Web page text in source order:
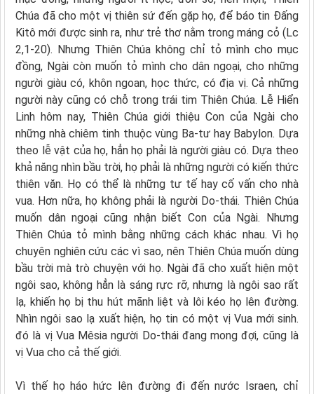
Chúa đã cho một vị thiên sứ đến gặp họ, để báo tin Đấng
Kitô mới được sinh ra, như trẻ thơ nằm trong máng cỏ (Lc
2,1-20). Nhưng Thiên Chúa không chỉ tỏ mình cho mục
đồng, Ngài còn muốn tỏ mình cho dân ngoại, cho những
người giàu có, khôn ngoan, học thức, có địa vị. Cả những
người này cũng có chỗ trong trái tim Thiên Chúa. Lễ Hiển
Linh hôm nay, Thiên Chúa giới thiệu Con của Ngài cho
những nhà chiêm tinh thuộc vùng Ba-tư hay Babylon. Dựa
theo lễ vật của họ, hẳn họ phải là người giàu có. Dựa theo
khả năng nhìn bầu trời, họ phải là những người có kiến thức
thiên văn. Họ có thể là những tư tế hay cố vấn cho nhà
vua. Hơn nữa, họ không phải là người Do-thái. Thiên Chúa
muốn dân ngoại cũng nhận biết Con của Ngài. Nhưng
Thiên Chúa tỏ mình bằng những cách khác nhau. Vì họ
chuyên nghiên cứu các vì sao, nên Thiên Chúa muốn dùng
bầu trời mà trò chuyện với họ. Ngài đã cho xuất hiện một
ngôi sao, không hẳn là sáng rực rỡ, nhưng là ngôi sao rất
lạ, khiến họ bị thu hút mãnh liệt và lôi kéo họ lên đường.
Nhìn ngôi sao lạ xuất hiện, họ tin có một vị Vua mới sinh.
đó là vị Vua Mêsia người Do-thái đang mong đợi, cũng là
vị Vua cho cả thế giới.
Vì thế họ háo hức lên đường đi đến nước Israen, chỉ